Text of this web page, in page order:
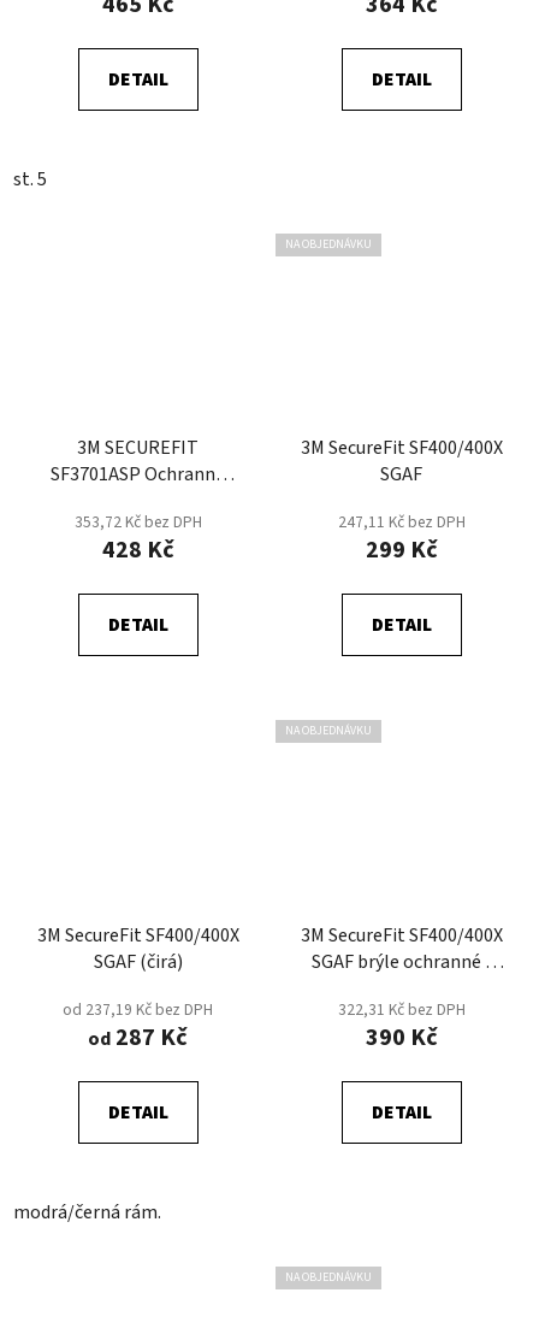
DETAIL
st. 5
DETAIL
3M SECUREFIT
SF3701ASP Ochranné
353,72 Kč bez DPH
428 Kč
DETAIL
NA OBJEDNÁVKU
3M SecureFit SF400/400X
SGAF
247,11 Kč bez DPH
299 Kč
DETAIL
3M SecureFit SF400/400X
SGAF (čirá)
od 237,19 Kč bez DPH
od 287 Kč
DETAIL
modrá/černá rám.
NA OBJEDNÁVKU
3M SecureFit SF400/400X
SGAF brýle ochranné -
322,31 Kč bez DPH
390 Kč
DETAIL
NA OBJEDNÁVKU